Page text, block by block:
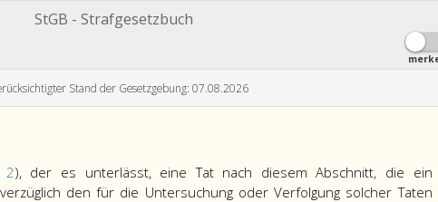
StGB - Strafgesetzbuch
Stand der Gesetzgebung: 07.08.2026
2), der es unterlässt, eine Tat nach diesem Abschnitt, die ein
den für die Untersuchung oder Verfolgung solcher Taten